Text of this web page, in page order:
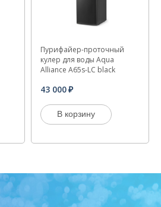
Пурифайер-проточный
кулер для воды Aqua
Alliance A65s-LC black
43 000
В корзину